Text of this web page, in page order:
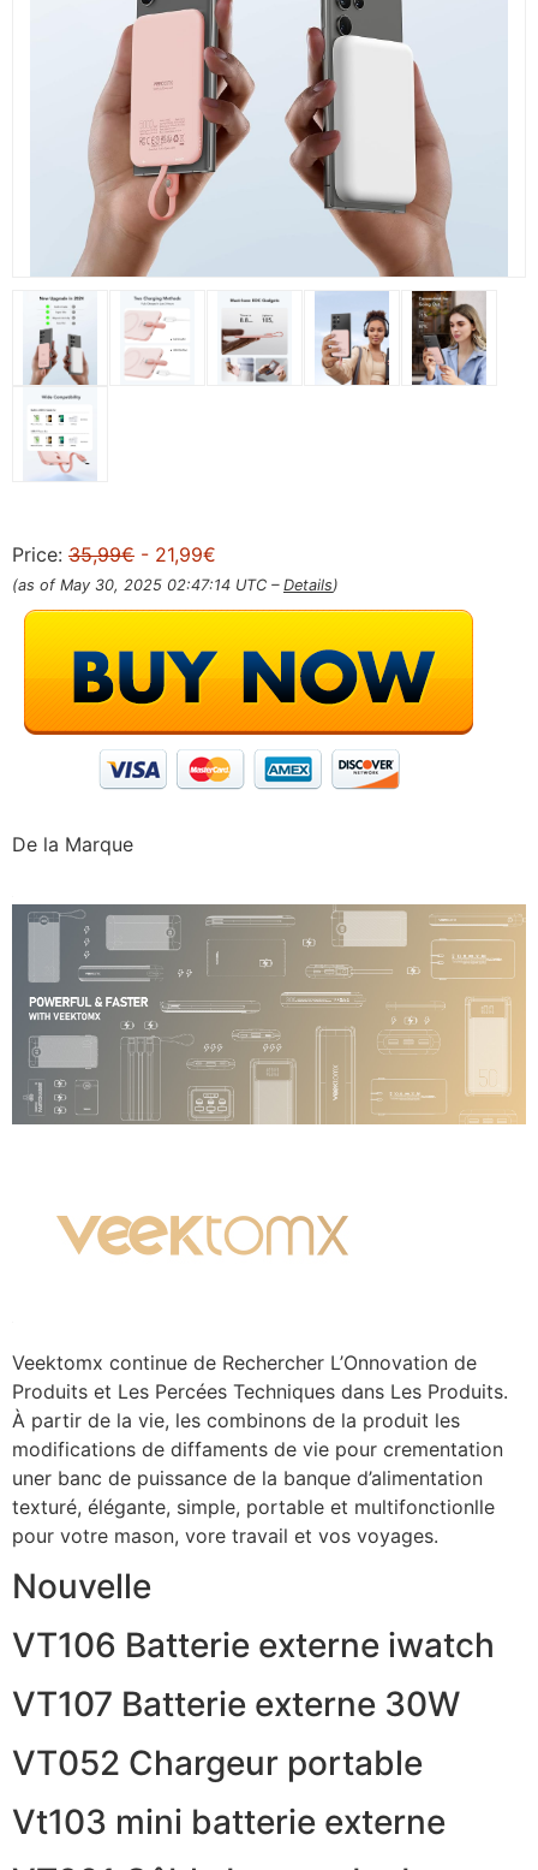
Price: 35,99€ - 21,99€
(as of May 30, 2025 02:47:14 UTC – Details)
De la Marque
Veektomx continue de Rechercher L’Onnovation de
Produits et Les Percées Techniques dans Les Produits.
À partir de la vie, les combinons de la produit les
modifications de diffaments de vie pour crementation
uner banc de puissance de la banque d’alimentation
texturé, élégante, simple, portable et multifonctionlle
pour votre mason, vore travail et vos voyages.
Nouvelle
VT106 Batterie externe iwatch
VT107 Batterie externe 30W
VT052 Chargeur portable
Vt103 mini batterie externe